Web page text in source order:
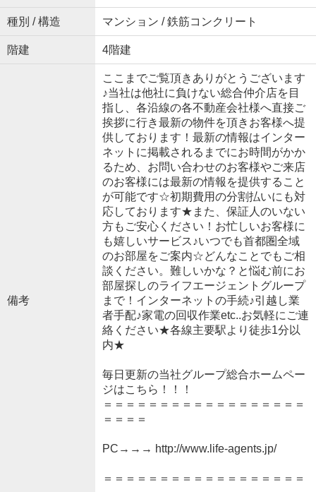
種別 / 構造 マンション / 鉄筋コンクリート
階建 4階建
備考
ここまでご覧頂きありがとうございます
♪当社は他社に負けない総合仲介店を目
指し、各沿線の各不動産会社様へ直接ご
挨拶に行き最新の物件を頂きお客様へ提
供しております！最新の情報はインター
ネットに掲載されるまでにお時間がかか
るため、お問い合わせのお客様やご来店
のお客様には最新の情報を提供すること
が可能です☆初期費用の分割払いにも対
応しております★また、保証人のいない
方もご安心ください！お忙しいお客様に
も嬉しいサービス♪いつでも首都圏全域
のお部屋をご案内☆どんなことでもご相
談ください。難しいかな？と悩む前にお
部屋探しのライフエージェントグループ
まで！インターネットの手続♪引越し業
者手配♪家電の回収作業etc..お気軽にご連
絡ください★各線主要駅より徒歩1分以
内★
毎日更新の当社グループ総合ホームペー
ジはこちら！！！
＝＝＝＝＝＝＝＝＝＝＝＝＝＝＝＝＝＝
＝＝＝＝
PC→→→ http://www.life-agents.jp/
＝＝＝＝＝＝＝＝＝＝＝＝＝＝＝＝＝＝